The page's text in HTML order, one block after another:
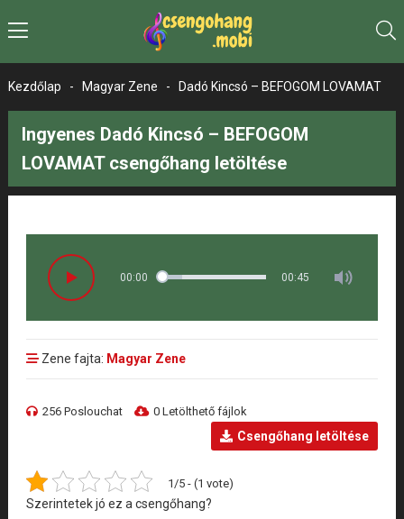
Kezdőlap - Magyar Zene - Dadó Kincsó – BEFOGOM LOVAMAT
Ingyenes Dadó Kincsó – BEFOGOM
LOVAMAT csengőhang letöltése
00:00 00:45
Zene fajta: Magyar Zene
256 Poslouchat 0 Letölthető fájlok
Csengőhang letöltése
1/5 - (1 vote)
Szerintetek jó ez a csengőhang?